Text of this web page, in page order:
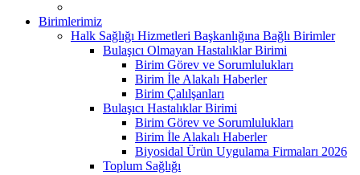
Birimlerimiz
Halk Sağlığı Hizmetleri Başkanlığına Bağlı Birimler
Bulaşıcı Olmayan Hastalıklar Birimi
Birim Görev ve Sorumlulukları
Birim İle Alakalı Haberler
Birim Çalılşanları
Bulaşıcı Hastalıklar Birimi
Birim Görev ve Sorumlulukları
Birim İle Alakalı Haberler
Biyosidal Ürün Uygulama Firmaları 2026
Toplum Sağlığı